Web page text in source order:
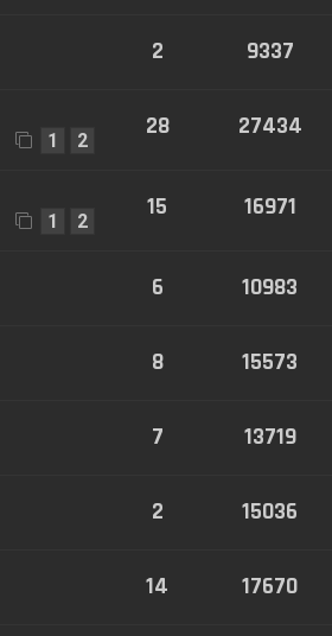
2 9337
1 2 28 27434
1 2 15 16971
6 10983
8 15573
7 13719
2 15036
14 17670